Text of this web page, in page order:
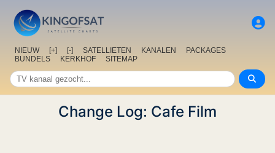
NIEUW [+] [-] SATELLIETEN KANALEN
PACKAGES
BUNDELS
KERKHOF SITEMAP
Change Log: Cafe Film